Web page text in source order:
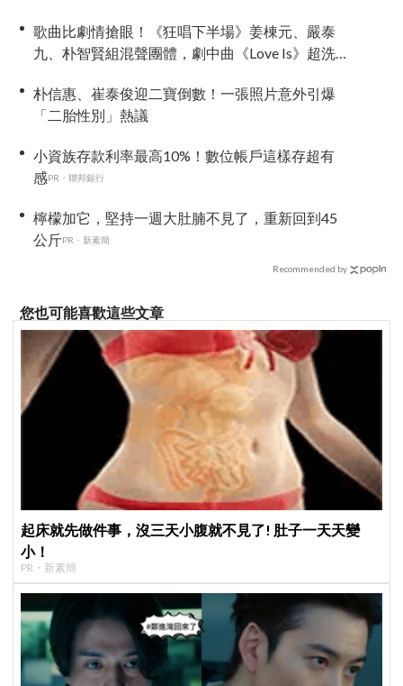
歌曲比劇情搶眼！《狂唱下半場》姜棟元、嚴泰
九、朴智賢組混聲團體，劇中曲《Love Is》超洗
朴信惠、崔泰俊迎二寶倒數！一張照片意外引爆
「二胎性別」熱議
小資族存款利率最高10%！數位帳戶這樣存超有
感PR・聯邦銀行
檸檬加它，堅持一週大肚腩不見了，重新回到45
公斤PR・新素簡
Recommended by
您也可能喜歡這些文章
起床就先做件事，沒三天小腹就不見了! 肚子一天天變
小！
PR・新素簡